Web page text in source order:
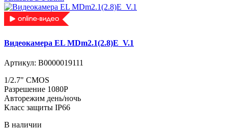
Видеокамера EL MDm2.1(2.8)E_V.1
Артикул: В0000019111
1/2.7" CMOS
Разрешение 1080P
Авторежим день/ночь
Класс защиты IP66
В наличии